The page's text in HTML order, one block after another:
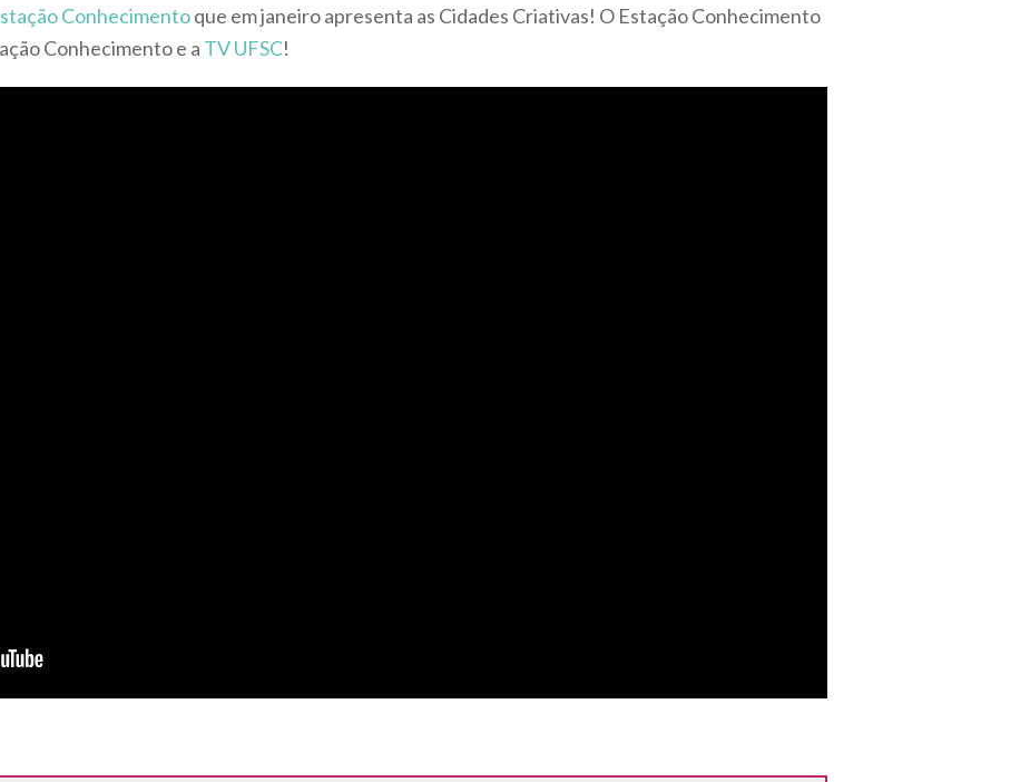
Conhecimentoque em janeiro apresenta as Cidades Criativas! O Estação Conhecimento
Conhecimento e a TV UFSC!